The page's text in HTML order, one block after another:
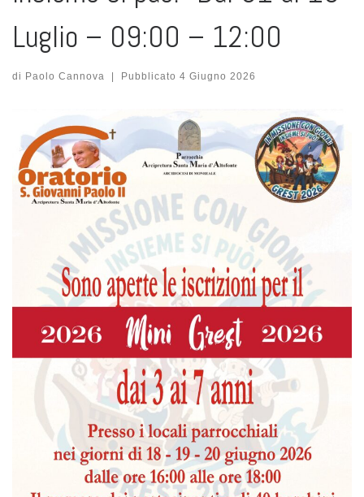
Luglio – 09:00 – 12:00
di Paolo Cannova Pubblicato 4 Giugno 2026